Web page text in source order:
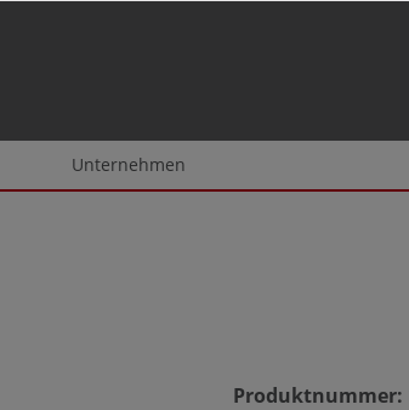
Unternehmen
Produktnummer: